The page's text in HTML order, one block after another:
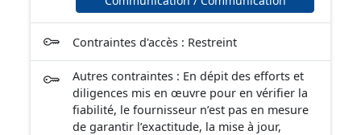
Contraintes d'accès : Restreint
Autres contraintes : En dépit des efforts et
diligences mis en œuvre pour en vérifier la
fiabilité, le fournisseur n’est pas en mesure
de garantir l’exactitude, la mise à jour,